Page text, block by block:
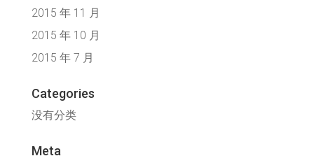
2015 年 11 月
2015 年 10 月
2015 年 7 月
Categories
没有分类
Meta